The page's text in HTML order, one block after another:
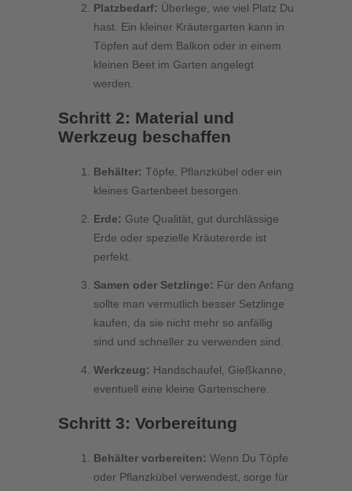
Platzbedarf: Überlege, wie viel Platz Du
hast. Ein kleiner Kräutergarten kann in
Töpfen auf dem Balkon oder in einem
kleinen Beet im Garten angelegt
werden.
Schritt 2: Material und
Werkzeug beschaffen
Behälter: Töpfe, Pflanzkübel oder ein
kleines Gartenbeet besorgen.
Erde: Gute Qualität, gut durchlässige
Erde oder spezielle Kräutererde ist
perfekt.
Samen oder Setzlinge: Für den Anfang
sollte man vermutlich besser Setzlinge
kaufen, da sie nicht mehr so anfällig
sind und schneller zu verwenden sind.
Werkzeug: Handschaufel, Gießkanne,
eventuell eine kleine Gartenschere.
Schritt 3: Vorbereitung
Behälter vorbereiten: Wenn Du Töpfe
oder Pflanzkübel verwendest, sorge für